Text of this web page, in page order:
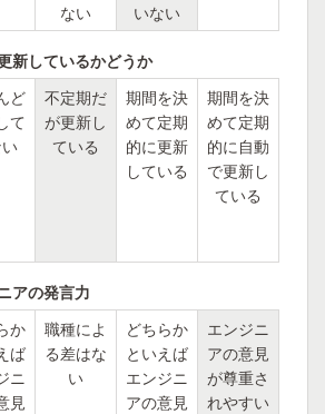
ない
いない
新しているかどうか
ど
て
不定期だ
が更新し
ている
期間を決
めて定期
的に更新
している
期間を決
めて定期
的に自動
で更新し
ている
アの発言力
か
ば
ニ
見
職種によ
る差はな
い
どちらか
といえば
エンジニ
アの意見
エンジニ
アの意見
が尊重さ
れやすい